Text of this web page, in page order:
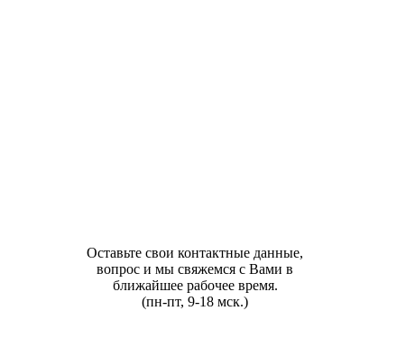
Оставьте свои контактные данные,
вопрос и мы свяжемся с Вами в
ближайшее рабочее время.
(пн-пт, 9-18 мск.)